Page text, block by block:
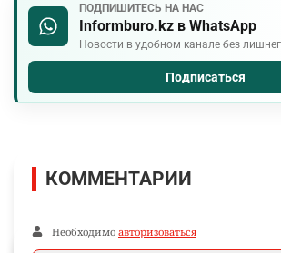
ПОДПИШИТЕСЬ НА НАС
Informburo.kz в WhatsApp
Новости в удобном канале без
Подписаться
КОММЕНТАРИИ
Необходимо авторизоваться